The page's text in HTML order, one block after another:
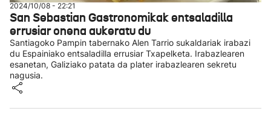
2024/10/08 - 22:21
San Sebastian Gastronomikak entsaladilla
errusiar onena aukeratu du
Santiagoko Pampin tabernako Alen Tarrio sukaldariak irabazi
du Espainiako entsaladilla errusiar Txapelketa. Irabazlearen
esanetan, Galiziako patata da plater irabazlearen sekretu
nagusia.